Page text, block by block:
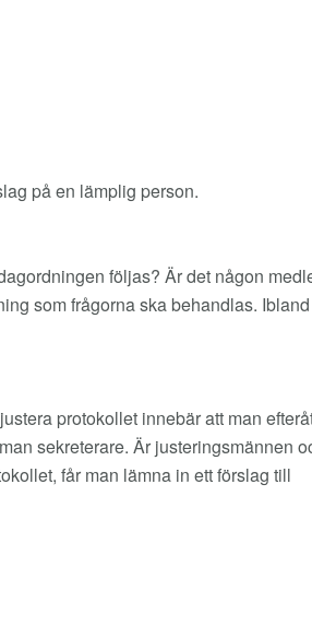
på en lämplig person.
följas? Är det någon
som frågorna ska behandlas.
protokollet innebär att man
sekreterare. Är justeringsmännen
får man lämna in ett förslag till